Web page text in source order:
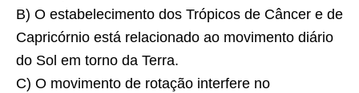
B) O estabelecimento dos Trópicos de Câncer e de
Capricórnio está relacionado ao movimento diário
do Sol em torno da Terra.
C) O movimento de rotação interfere no